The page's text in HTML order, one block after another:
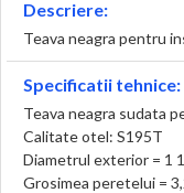
Descriere:
Teava neagra pentru
Specificatii tehnice:
Teava neagra sudata
Calitate otel: S195T
Diametrul exterior = 1
Grosimea peretelui =